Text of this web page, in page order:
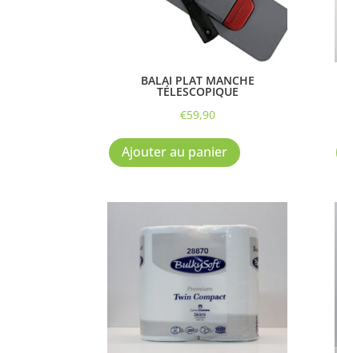
BALAI PLAT MANCHE
TÉLESCOPIQUE
€59,90
Ajouter au panier